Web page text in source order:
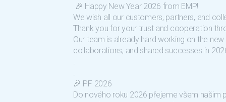
🎉 Happy New Year 2026 from EMP!
We wish all our customers, partners, and
Thank you for your trust and cooperation
Our team is already hard working on the
collaborations, and shared successes in
.
.
🎉 PF 2026
Do nového roku 2026 přejeme všem našim